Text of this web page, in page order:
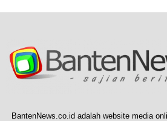
BantenNews.co.id adalah website media